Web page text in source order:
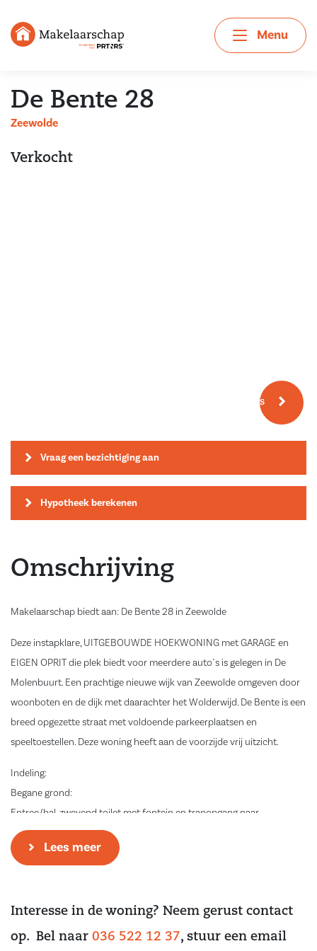
Menu
De Bente 28
Zeewolde
Verkocht
Meer fotos
Vraag een bezichtiging aan
Hypotheek berekenen
Omschrijving
Makelaarschap biedt aan: De Bente 28 in Zeewolde
Deze instapklare, UITGEBOUWDE HOEKWONING met GARAGE en
EIGEN OPRIT die plek biedt voor meerdere auto`s is gelegen in De
Molenbuurt. Een prachtige nieuwe wijk van Zeewolde omgeven door
woonboten en de dijk met daarachter het Wolderwijd. De Bente is een
breed opgezette straat met voldoende parkeerplaatsen en
speeltoestellen. Deze woning heeft aan de voorzijde vrij uitzicht.
Indeling:
Begane grond:
Entree/hal, zwevend toilet met fontein en trapopgang naar
verdieping. Tuingerichte ruime woonkamer met openslaande deuren
naar de tuin. Open moderne, greeploze keuken voorzien van diverse
hittebestendige aanrechtblad. De begane grond is voorzien van een
visgraat stenenvloer met vloerverwarming.
Lees meer
Interesse in de woning? Neem gerust contact
op. Bel naar 036 522 12 37, stuur een email